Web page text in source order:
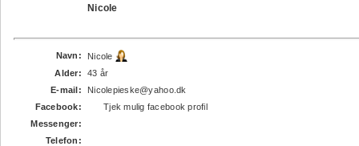
Nicole
Navn:
Nicole
Alder:
43 år
E-mail:
Nicolepieske@yahoo.dk
Facebook:
Tjek mulig facebook profil
Messenger:
Telefon: